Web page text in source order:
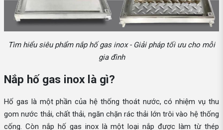
Tìm hiểu siêu phẩm nắp hố gas inox - Giải pháp tối ưu cho mỗi
gia đình
Nắp hố gas inox là gì?
Hố gas là một phần của hệ thống thoát nước, có nhiệm vụ thu
gom nước thải, chất thải, ngăn chặn rác thải lớn trôi vào hệ thống
cống. Còn nắp hố gas inox là một loại nắp được làm từ thép